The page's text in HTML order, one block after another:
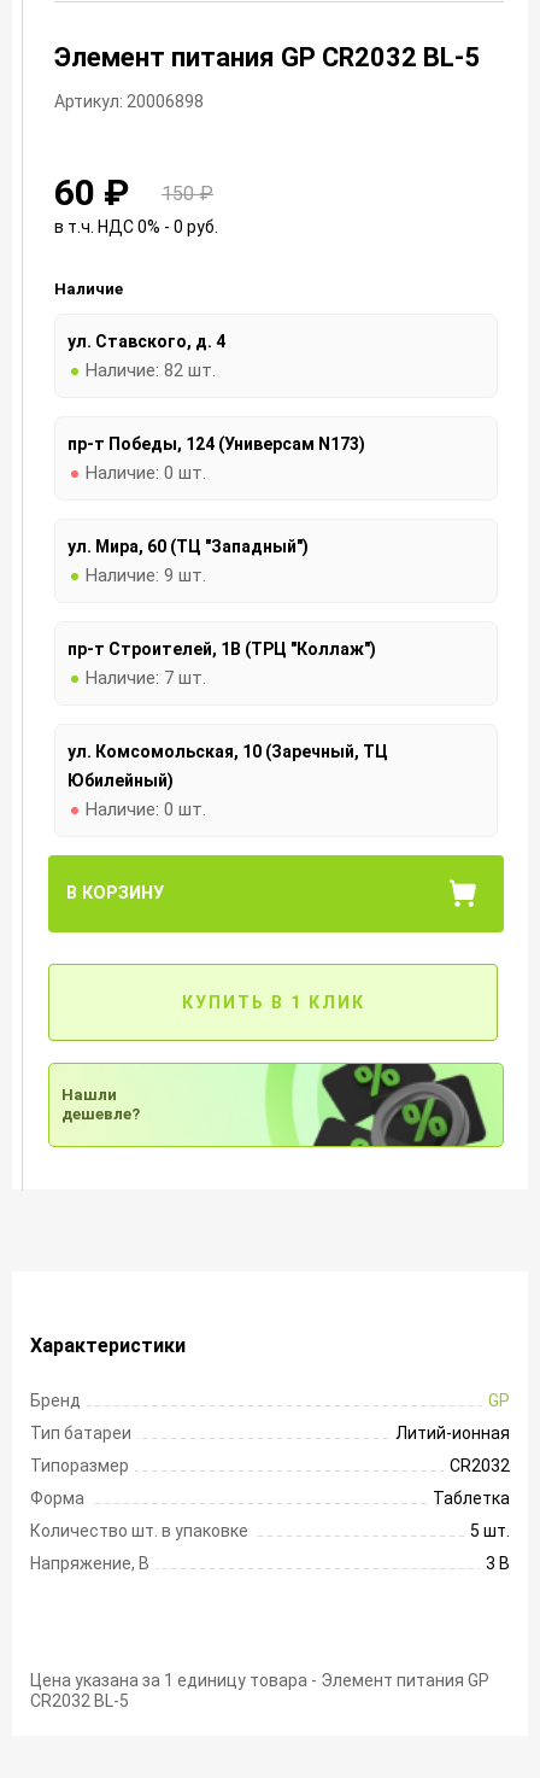
Элемент питания GP CR2032 BL-5
Артикул: 20006898
60 ₽ 150 ₽
в т.ч. НДС 0% - 0 руб.
Наличие
ул. Ставского, д. 4
Наличие: 82 шт.
пр-т Победы, 124 (Универсам N173)
Наличие: 0 шт.
ул. Мира, 60 (ТЦ "Западный")
Наличие: 9 шт.
пр-т Строителей, 1В (ТРЦ "Коллаж")
Наличие: 7 шт.
ул. Комсомольская, 10 (Заречный, ТЦ
Юбилейный)
Наличие: 0 шт.
В КОРЗИНУ
КУПИТЬ В 1 КЛИК
Нашли
дешевле?
Характеристики
Бренд
GP
Тип батареи
Литий-ионная
Типоразмер
CR2032
Форма
Таблетка
Количество шт. в упаковке
5 шт.
Напряжение, В
3 В
Цена указана за 1 единицу товара - Элемент питания GP
CR2032 BL-5